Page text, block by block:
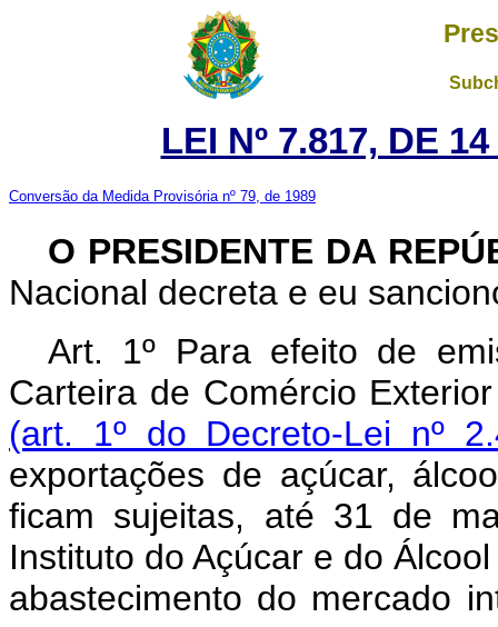
LEI Nº 7.817, DE
Conversão da Medida Provisória nº 79, de 1989
O PRESIDENTE DA
Nacional decreta e eu
Art. 1º Para efeito de
Carteira de Comércio
(art. 1º do Decreto-Lei nº
exportações de açúcar,
ficam sujeitas, até 31 de
Instituto do Açúcar e do
abastecimento do mercado